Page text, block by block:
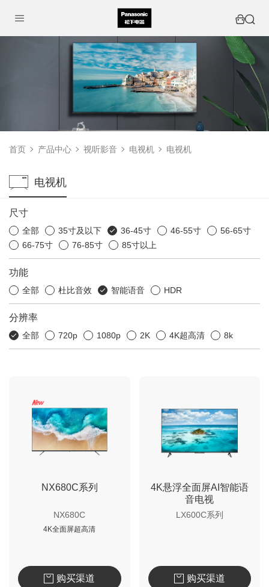
首页 产品中心 视听影音 电视机 电视机
电视机
尺寸
全部 35寸及以下 36-45寸 46-55寸
56-65寸
66-75寸
76-85寸 85寸以上
功能
全部 杜比音效 智能语音 HDR
分辨率
全部 720p 1080p 2K 4K超高清 8k
NX680C系列
NX680C
4K全面屏超高清
购买渠道
4K悬浮全面屏AI智能语
音电视
LX600C系列
购买渠道